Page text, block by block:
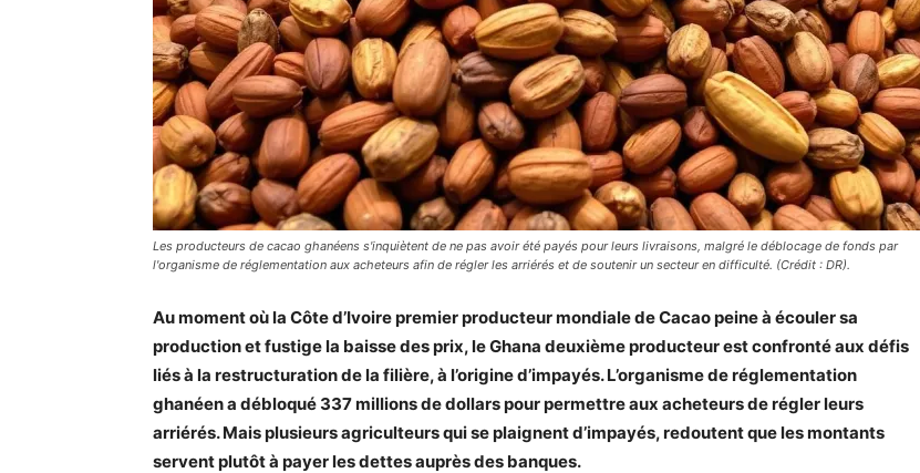
Les producteurs de cacao ghanéens s'inquiètent de ne pas avoir été payés pour leurs livraisons, malgré le déblocage de fonds par
l'organisme de réglementation aux acheteurs afin de régler les arriérés et de soutenir un secteur en difficulté. (Crédit : DR).
Au moment où la Côte d’Ivoire premier producteur mondiale de Cacao peine à écouler sa
production et fustige la baisse des prix, le Ghana deuxième producteur est confronté aux défis
liés à la restructuration de la filière, à l’origine d’impayés. L’organisme de réglementation
ghanéen a débloqué 337 millions de dollars pour permettre aux acheteurs de régler leurs
arriérés. Mais plusieurs agriculteurs qui se plaignent d’impayés, redoutent que les montants
servent plutôt à payer les dettes auprès des banques.